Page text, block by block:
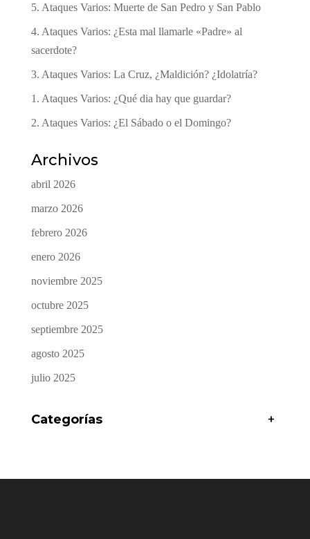
5. Ataques Varios: Muerte de San Pedro y San Pablo
4. Ataques Varios: ¿Esta mal llamarle «Padre» al
sacerdote?
3. Ataques Varios: La Cruz, ¿Maldición? ¿Idolatría?
1. Ataques Varios: ¿Qué dia hay que guardar?
2. Ataques Varios: ¿El Sábado o el Domingo?
Archivos
abril 2026
marzo 2026
febrero 2026
enero 2026
noviembre 2025
octubre 2025
septiembre 2025
agosto 2025
julio 2025
Categorías +